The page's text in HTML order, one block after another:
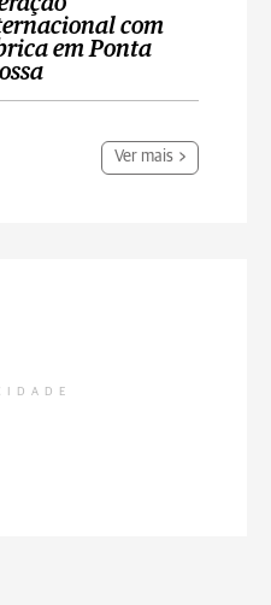
com
em Ponta
Ver mais